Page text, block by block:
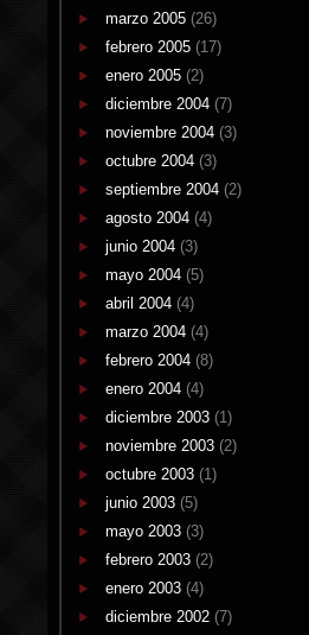
marzo 2005 (26)
febrero 2005 (17)
enero 2005 (2)
diciembre 2004 (7)
noviembre 2004 (3)
octubre 2004 (3)
septiembre 2004 (2)
agosto 2004 (4)
junio 2004 (3)
mayo 2004 (5)
abril 2004 (4)
marzo 2004 (4)
febrero 2004 (8)
enero 2004 (4)
diciembre 2003 (1)
noviembre 2003 (2)
octubre 2003 (1)
junio 2003 (5)
mayo 2003 (3)
febrero 2003 (2)
enero 2003 (4)
diciembre 2002 (7)